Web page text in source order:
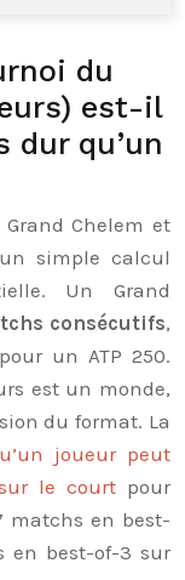
du
est-il
dur qu’un
Chelem et
simple calcul
Un Grand
consécutifs,
un ATP 250.
est un monde,
du format. La
joueur peut
le court pour
matchs en best-
en best-of-3 sur